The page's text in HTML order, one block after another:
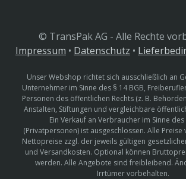
© TransPak AG - Alle Rechte
Impressum • Datenschutz •
Unser Webshop richtet sich ausschließlich an
Unternehmer im Sinne des § 14 BGB,
Personen des öffentlichen Rechts (z. B.
Anstalten, Stiftungen und vergleichbare
Ein Verkauf an Verbraucher im Sinne des
(Privatpersonen) ist ausgeschlossen. Alle Preise
Nettopreise zzgl. der jeweils gültigen
und Versandkosten. Optional können
werden. Alle Angebote sind freibleibend.
Irrtümer vorbehalten.